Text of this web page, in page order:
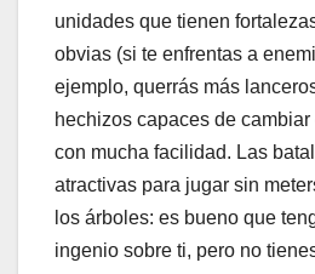
unidades que tienen
obvias (si te enfrentas a
ejemplo, querrás más
hechizos capaces de
con mucha facilidad. Las
atractivas para jugar sin
los árboles: es bueno que
ingenio sobre ti, pero no